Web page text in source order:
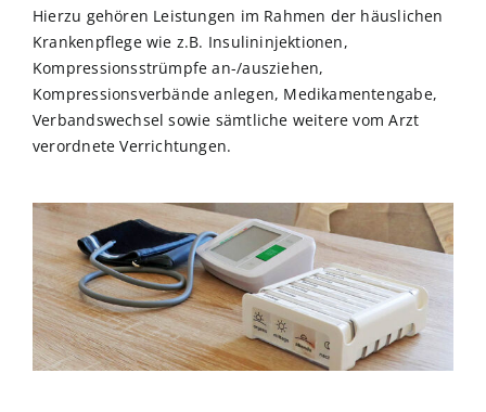
Hierzu gehören Leistungen im Rahmen der häuslichen
Krankenpflege wie z.B. Insulininjektionen,
Kompressionsstrümpfe an-/ausziehen,
Kompressionsverbände anlegen, Medikamentengabe,
Verbandswechsel sowie sämtliche weitere vom Arzt
verordnete Verrichtungen.